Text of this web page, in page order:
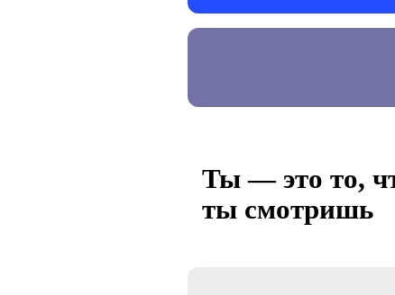
Ты — это то,
ты смотришь